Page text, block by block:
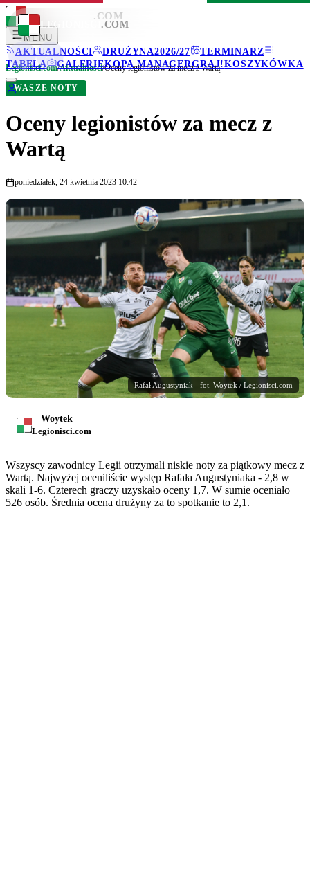
LEGIONISCI .COM
MENU
AKTUALNOŚCI
DRUŻYNA2026/27
TERMINARZ
TABELA
GALERIEKOPA MANAGERGRAJ!KOSZYKÓWKA
LEGIONISCI .COM
Legionisci.com/Aktualności/Oceny legionistów za mecz z Wartą
WASZE NOTY
Oceny legionistów za mecz z
Wartą
poniedziałek, 24 kwietnia 2023 10:42
Rafał Augustyniak - fot. Woytek / Legionisci.com
Woytek
Legionisci.com
Wszyscy zawodnicy Legii otrzymali niskie noty za piątkowy mecz z
Wartą. Najwyżej oceniliście występ Rafała Augustyniaka - 2,8 w
skali 1-6. Czterech graczy uzyskało oceny 1,7. W sumie oceniało
526 osób. Średnia ocena drużyny za to spotkanie to 2,1.